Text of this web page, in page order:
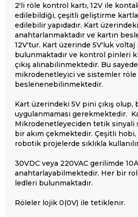
2'li röle kontrol kartı, 12V ile
edilebildiği, çeşitli geliştirme
edilebilir yapıdadır. Kart
anahtarlanmaktadır ve kartın
12V'tur. Kart üzerinde 5V'luk voltaj
bulunmaktadır ve kontrol pinleri
çıkış alınabilinmektedir. Bu
mikrodenetleyici ve sistemler röle
beslenenebilinmektedir.
Kart üzerindeki 5V pini çıkış olup,
uygulanmaması gerekmektedir.
Mikrodenetleyeciden tetik sinyali
bir akım çekmektedir. Çeşitli
robotik projelerde sıklıkla
30VDC veya 220VAC gerilimde
anahtarlayabilmektedir. Her bir
ledleri bulunmaktadır.
Röleler lojik 0(0V) ile tetiklenir.